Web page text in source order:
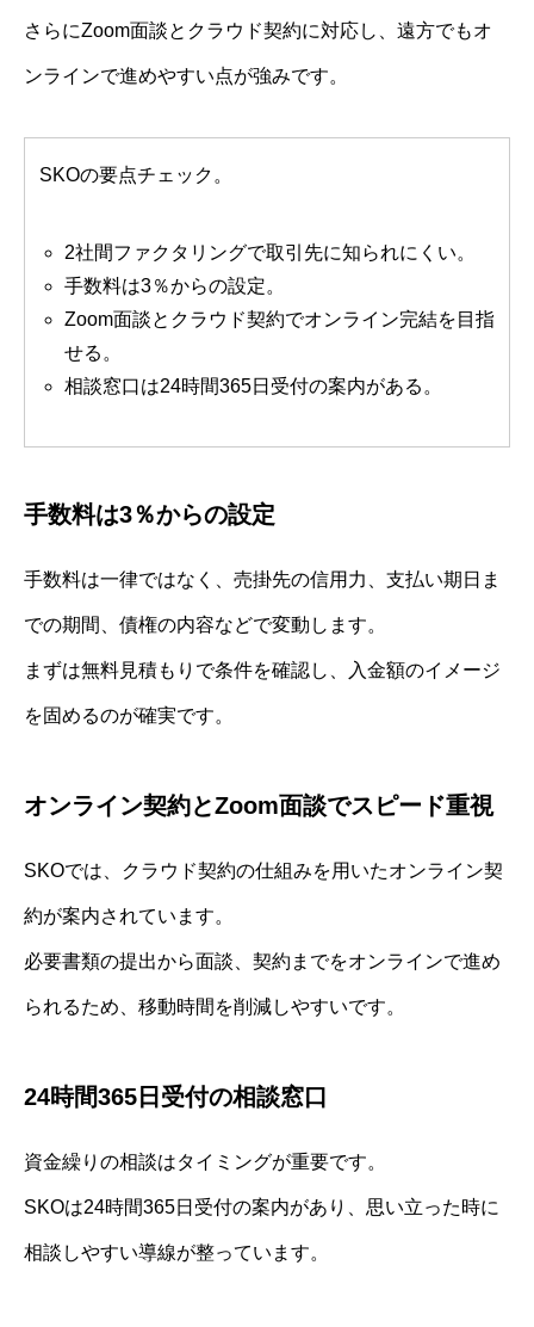
さらにZoom面談とクラウド契約に対応し、遠方でもオ
ンラインで進めやすい点が強みです。
SKOの要点チェック。
2社間ファクタリングで取引先に知られにくい。
手数料は3％からの設定。
Zoom面談とクラウド契約でオンライン完結を目指
せる。
相談窓口は24時間365日受付の案内がある。
手数料は3％からの設定
手数料は一律ではなく、売掛先の信用力、支払い期日ま
での期間、債権の内容などで変動します。
まずは無料見積もりで条件を確認し、入金額のイメージ
を固めるのが確実です。
オンライン契約とZoom面談でスピード重視
SKOでは、クラウド契約の仕組みを用いたオンライン契
約が案内されています。
必要書類の提出から面談、契約までをオンラインで進め
られるため、移動時間を削減しやすいです。
24時間365日受付の相談窓口
資金繰りの相談はタイミングが重要です。
SKOは24時間365日受付の案内があり、思い立った時に
相談しやすい導線が整っています。